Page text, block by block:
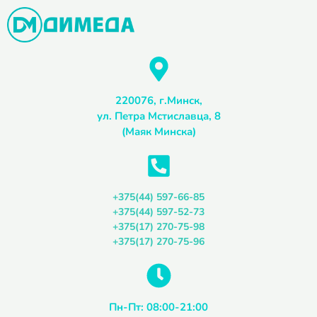
Перейти
содержимому
220076, г.Минск,
ул. Петра Мстиславца, 8
(Маяк Минска)
+375(44) 597-66-85
+375(44) 597-52-73
+375(17) 270-75-98
+375(17) 270-75-96
Пн-Пт: 08:00-21:00